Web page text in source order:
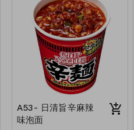
A53- 日清旨辛麻辣
味泡面